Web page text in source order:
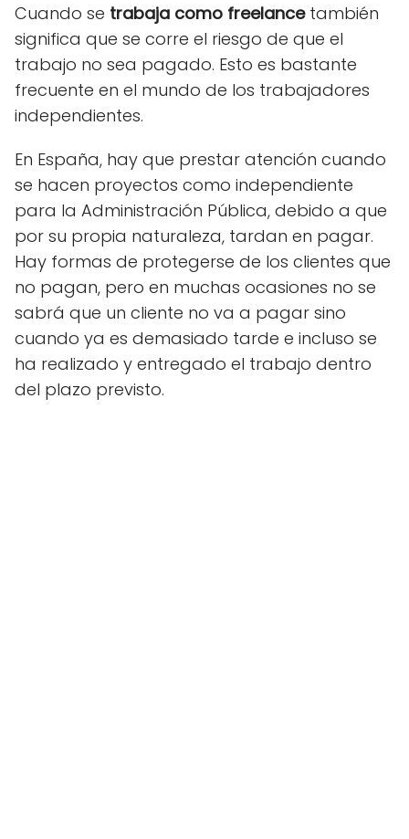
Cuando se trabaja como freelancetambién
significa que se corre el riesgo de que el
trabajo no sea pagado. Esto es bastante
frecuente en el mundo de los trabajadores
independientes.
En España, hay que prestar atención cuando
se hacen proyectos como independiente
para la Administración Pública, debido a que
por su propia naturaleza, tardan en pagar.
Hay formas de protegerse de los clientes que
no pagan, pero en muchas ocasiones no se
sabrá que un cliente no va a pagar sino
cuando ya es demasiado tarde e incluso se
ha realizado y entregado el trabajo dentro
del plazo previsto.